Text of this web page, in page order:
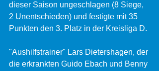
dieser Saison ungeschlagen (8 Siege,
2 Unentschieden) und festigte mit 35
Punkten den 3. Platz in der Kreisliga D.
"Aushilfstrainer" Lars Dietershagen, der
die erkrankten Guido Ebach und Benny